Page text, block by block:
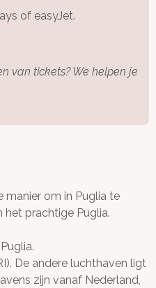
of easyJet.
van tickets? We helpen je
manier om in Puglia te
het prachtige Puglia.
De andere luchthaven ligt
zijn vanaf Nederland,